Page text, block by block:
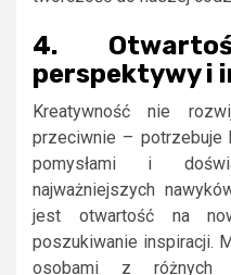
4.
perspektywy i
Kreatywność nie
przeciwnie – potrzebuje
pomysłami i
najważniejszych
jest otwartość na
poszukiwanie inspiracji.
osobami z różnych